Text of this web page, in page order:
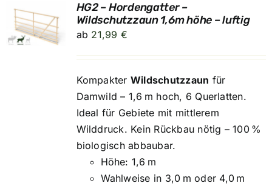
HG2 – Hordengatter –
Wildschutzzaun 1,6m höhe – luftig
ab 21,99 €
Kompakter Wildschutzzaun für
Damwild – 1,6 m hoch, 6 Querlatten.
Ideal für Gebiete mit mittlerem
Wilddruck. Kein Rückbau nötig – 100 %
biologisch abbaubar.
Höhe: 1,6 m
Wahlweise in 3,0 m oder 4,0 m